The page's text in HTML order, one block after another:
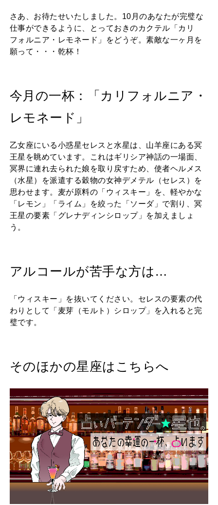
2026年3月号「スイーツ予想図 2026」
2026年2月号「良運を掴む 新・開運術。」
さあ、お待たせいたしました。10月のあなたが完璧な
仕事ができるように、とっておきのカクテル「カリ
フォルニア・レモネード」をどうぞ。素敵な一ヶ月を
願って・・・乾杯！
今月の一杯：「カリフォルニア・
レモネード」
乙女座にいる小惑星セレスと水星は、山羊座にある冥
王星を眺めています。これはギリシア神話の一場面、
冥界に連れ去られた娘を取り戻すため、使者ヘルメス
（水星）を派遣する穀物の女神デメテル（セレス）を
思わせます。麦が原料の「ウィスキー」を、軽やかな
「レモン」「ライム」を絞った「ソーダ」で割り、冥
王星の要素「グレナディンシロップ」を加えましょ
う。
アルコールが苦手な方は…
「ウィスキー」を抜いてください。セレスの要素の代
わりとして「麦芽（モルト）シロップ」を入れると完
璧です。
そのほかの星座はこちらへ